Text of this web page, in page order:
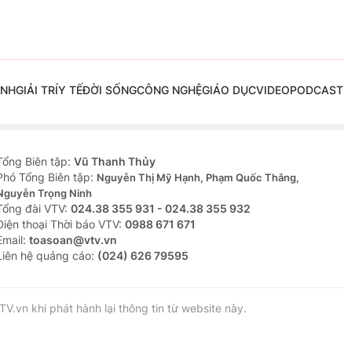
GIẢI TRÍY TẾĐỜI SỐNGCÔNG NGHỆGIÁO DỤCVIDEOPODCAST
Biên tập: Vũ Thanh Thủy
Tổng Biên tập: Nguyễn Thị Mỹ Hạnh, Phạm Quốc Thắng,
Trọng Ninh
đài VTV: 024.38 355 931 - 024.38 355 932
thoại Thời báo VTV: 0988 671 671
toasoan@vtv.vn
hệ quảng cáo: (024) 626 79595
khi phát hành lại thông tin từ website này.